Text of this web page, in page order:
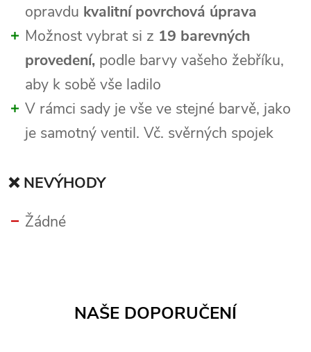
opravdu kvalitní povrchová úprava
Možnost vybrat si z 19 barevných
provedení, podle barvy vašeho žebříku,
aby k sobě vše ladilo
V rámci sady je vše ve stejné barvě, jako
je samotný ventil. Vč. svěrných spojek
❌ NEVÝHODY
Žádné
NAŠE DOPORUČENÍ